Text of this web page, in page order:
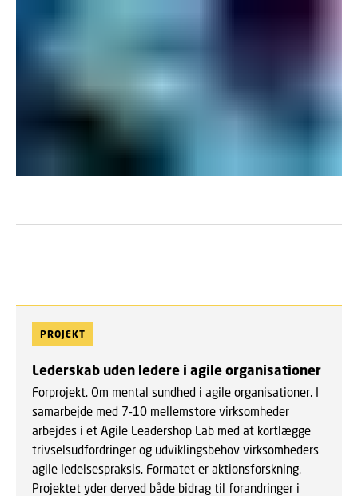
PROJEKT
Lederskab uden ledere i agile organisationer
Forprojekt. Om mental sundhed i agile organisationer. I
samarbejde med 7-10 mellemstore virksomheder
arbejdes i et Agile Leadershop Lab med at kortlægge
trivselsudfordringer og udviklingsbehov virksomheders
agile ledelsespraksis. Formatet er aktionsforskning.
Projektet yder derved både bidrag til forandringer i